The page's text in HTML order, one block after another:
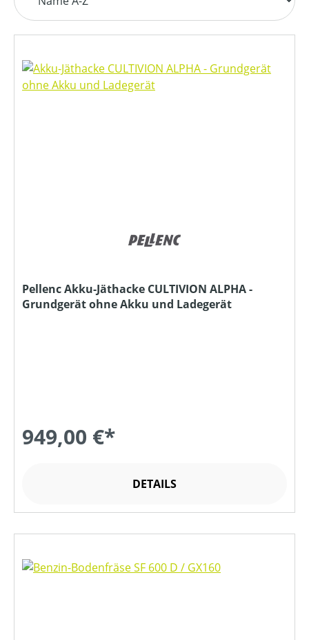
Pellenc Akku-Jäthacke CULTIVION ALPHA -
Grundgerät ohne Akku und Ladegerät
949,00 €*
DETAILS